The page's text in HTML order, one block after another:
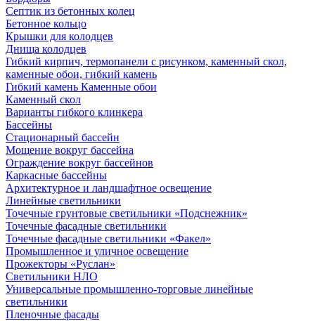
Септик из бетонных колец
Бетонное кольцо
Крышки для колодцев
Днища колодцев
Гибкий кирпич, термопанели с рисунком, каменный скол,
каменные обои, гибкий камень
Гибкий камень Каменные обои
Каменный скол
Варианты гибкого клинкера
Бассейны
Стационарный бассейн
Мощение вокруг бассейна
Ограждение вокруг бассейнов
Каркасные бассейны
Архитектурное и ландшафтное освещение
Линейные светильники
Точечные грунтовые светильники «Подснежник»
Точечные фасадные светильники
Точечные фасадные светильники «Факел»
Промышленное и уличное освещение
Прожекторы «Руслан»
Светильники НЛО
Универсальные промышленно-торговые линейные
светильники
Пленочные фасады